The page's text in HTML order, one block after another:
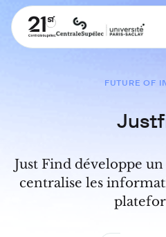
FUTURE OF
Just Find développe
centralise les